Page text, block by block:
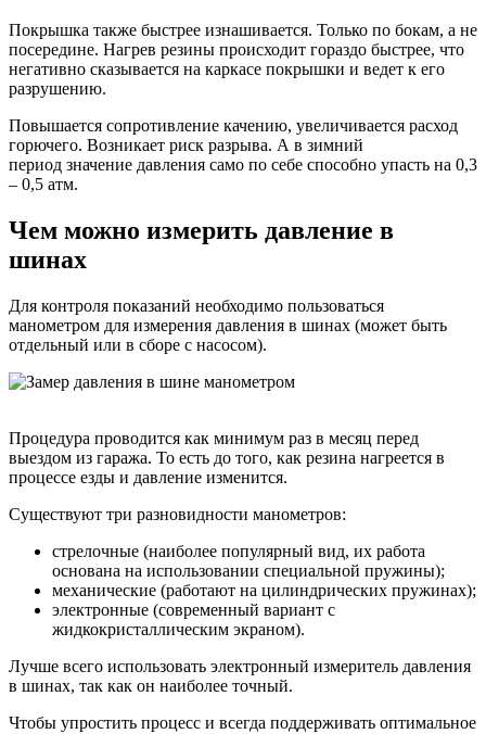
Покрышка также быстрее изнашивается. Только по бокам, а не
посередине. Нагрев резины происходит гораздо быстрее, что
негативно сказывается на каркасе покрышки и ведет к его
разрушению.
Повышается сопротивление качению, увеличивается расход
горючего. Возникает риск разрыва. А в зимний
период значение давления само по себе способно упасть на 0,3
– 0,5 атм.
Чем можно измерить давление в
шинах
Для контроля показаний необходимо пользоваться
манометром для измерения давления в шинах (может быть
отдельный или в сборе с насосом).
Процедура проводится как минимум раз в месяц перед
выездом из гаража. То есть до того, как резина нагреется в
процессе езды и давление изменится.
Существуют три разновидности манометров:
стрелочные (наиболее популярный вид, их работа
основана на использовании специальной пружины);
механические (работают на цилиндрических пружинах);
электронные (современный вариант с
жидкокристаллическим экраном).
Лучше всего использовать электронный измеритель давления
в шинах, так как он наиболее точный.
Чтобы упростить процесс и всегда поддерживать оптимальное